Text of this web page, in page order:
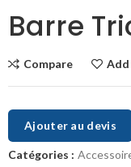
Barre
Compare
Ajouter au devis
Catégories :